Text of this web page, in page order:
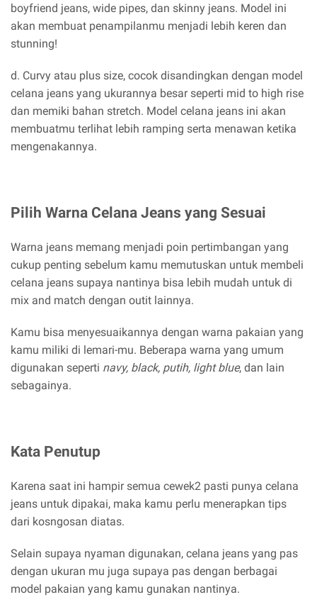
boyfriend jeans, wide pipes, dan skinny jeans. Model ini
akan membuat penampilanmu menjadi lebih keren dan
stunning!
d. Curvy atau plus size, cocok disandingkan dengan model
celana jeans yang ukurannya besar seperti mid to high rise
dan memiki bahan stretch. Model celana jeans ini akan
membuatmu terlihat lebih ramping serta menawan ketika
mengenakannya.
Pilih Warna Celana Jeans yang Sesuai
Warna jeans memang menjadi poin pertimbangan yang
cukup penting sebelum kamu memutuskan untuk membeli
celana jeans supaya nantinya bisa lebih mudah untuk di
mix and match dengan outit lainnya.
Kamu bisa menyesuaikannya dengan warna pakaian yang
kamu miliki di lemari-mu. Beberapa warna yang umum
digunakan seperti navy, black, putih, light blue, dan lain
sebagainya.
Kata Penutup
Karena saat ini hampir semua cewek2 pasti punya celana
jeans untuk dipakai, maka kamu perlu menerapkan tips
dari kosngosan diatas.
Selain supaya nyaman digunakan, celana jeans yang pas
dengan ukuran mu juga supaya pas dengan berbagai
model pakaian yang kamu gunakan nantinya.